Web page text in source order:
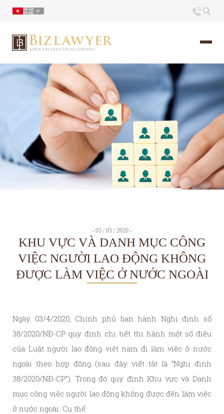
Trang chủ
Giới thiệu
Ấn phẩm
Tin Tức
- 05 / 05 / 2020 -
KHU VỰC VÀ DANH MỤC CÔNG
VIỆC NGƯỜI LAO ĐỘNG KHÔNG
ĐƯỢC LÀM VIỆC Ở NƯỚC NGOÀI
Ngày 03/4/2020, Chính phủ ban hành Nghị định số
38/2020/NĐ-CP quy định chi tiết thi hành một số điều
của Luật người lao động việt nam đi làm việc ở nước
ngoài theo hợp đồng (sau đây viết tắt là “Nghị định
38/2020/NĐ-CP”). Trong đó quy định Khu vực và Danh
mục công việc người lao động không được đến làm việc
ở nước ngoài. Cụ thể: